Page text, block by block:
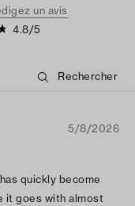
un avis
4.8/5
5/8/2026
quickly become
it goes with almost